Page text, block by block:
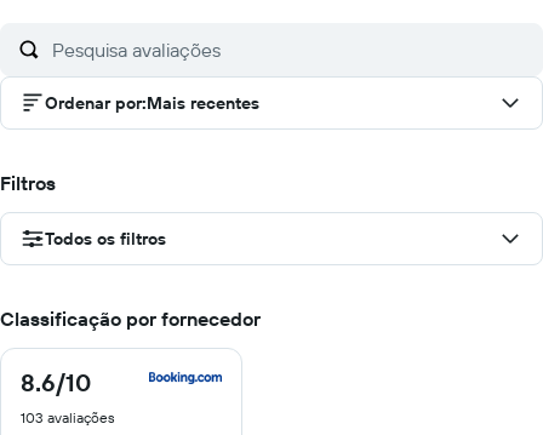
Ordenar por:Mais recentes
Filtros
Todos os filtros
Classificação por fornecedor
8.6/10
8.6
10
103 avaliações